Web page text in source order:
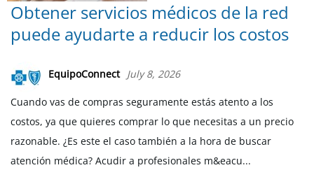
Obtener servicios médicos de la red
puede ayudarte a reducir los costos
EquipoConnect July 8, 2026
Cuando vas de compras seguramente estás atento a los
costos, ya que quieres comprar lo que necesitas a un precio
razonable. ¿Es este el caso también a la hora de buscar
atención médica? Acudir a profesionales m&eacu...